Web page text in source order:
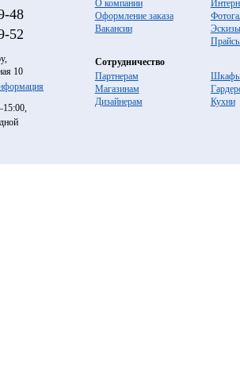
48
52
10
О компании
Оформление заказа
Вакансии
Эскизы
Сотрудничество
Партнерам
Магазинам
Дизайнерам
Кухни